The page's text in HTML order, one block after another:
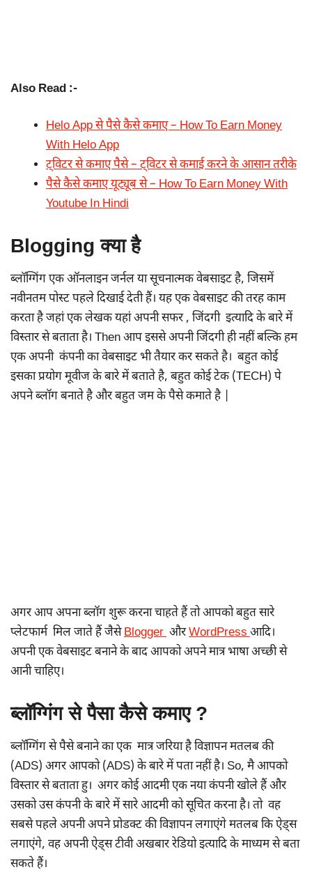
Also Read :-
Helo App से पैसे कैसे कमाए – How To Earn Money
With Helo App
ट्विटर से कमाए पैसे – ट्विटर से कमाई करने के आसान तरीके
पैसे कैसे कमाए यूट्यूब से – How To Earn Money With
Youtube In Hindi
Blogging क्या है
ब्लॉग्गिंग एक ऑनलाइन जर्नल या सूचनात्मक वेबसाइट है, जिसमें
नवीनतम पोस्ट पहले दिखाई देती हैं। यह एक वेबसाइट की तरह काम
करता है जहां एक लेखक यहां अपनी सफर , जिंदगी इत्यादि के बारे में
विस्तार से बताता है। Then आप इससे अपनी जिंदगी ही नहीं बल्कि हम
एक अपनी कंपनी का वेबसाइट भी तैयार कर सकते है। बहुत कोई
इसका प्रयोग मूवीज के बारे में बताते है, बहुत कोई टेक (TECH) पे
अपने ब्लॉग बनाते है और बहुत जम के पैसे कमाते है |
अगर आप अपना ब्लॉग शुरू करना चाहते हैं तो आपको बहुत सारे
प्लेटफार्म मिल जाते हैं जैसेBloggerऔरWordPressआदि।
अपनी एक वेबसाइट बनाने के बाद आपको अपने मात्र भाषा अच्छी से
आनी चाहिए।
ब्लॉग्गिंग से पैसा कैसे कमाए ?
ब्लॉग्गिंग से पैसे बनाने का एक मात्र जरिया है विज्ञापन मतलब की
(ADS) अगर आपको (ADS) के बारे में पता नहीं है। So, मै आपको
विस्तार से बताता हु। अगर कोई आदमी एक नया कंपनी खोले हैं और
उसको उस कंपनी के बारे में सारे आदमी को सूचित करना है। तो वह
सबसे पहले अपनी अपने प्रोडक्ट की विज्ञापन लगाएंगे मतलब कि ऐड्स
लगाएंगे, वह अपनी ऐड्स टीवी अखबार रेडियो इत्यादि के माध्यम से बता
सकते हैं।